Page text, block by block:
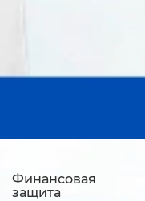
Финансовая
защита